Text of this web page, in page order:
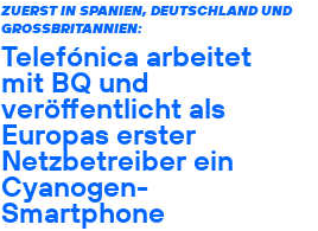
ZUERST IN SPANIEN, DEUTSCHLAND UND
GROSSBRITANNIEN:
Telefónica arbeitet
mit BQ und
veröffentlicht als
Europas erster
Netzbetreiber ein
Cyanogen-
Smartphone